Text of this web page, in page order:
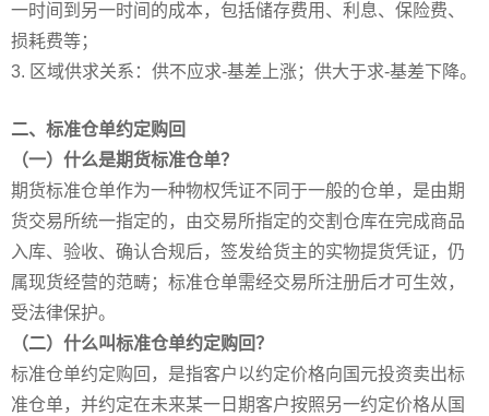
一时间到另一时间的成本，包括储存费用、利息、保险费、
损耗费等；
3. 区域供求关系：供不应求-基差上涨；供大于求-基差下降。
二、标准仓单约定购回
（一）什么是期货标准仓单？
期货标准仓单作为一种物权凭证不同于一般的仓单，是由期
货交易所统一指定的，由交易所指定的交割仓库在完成商品
入库、验收、确认合规后，签发给货主的实物提货凭证，仍
属现货经营的范畴；标准仓单需经交易所注册后才可生效，
受法律保护。
（二）什么叫标准仓单约定购回？
标准仓单约定购回，是指客户以约定价格向国元投资卖出标
准仓单，并约定在未来某一日期客户按照另一约定价格从国